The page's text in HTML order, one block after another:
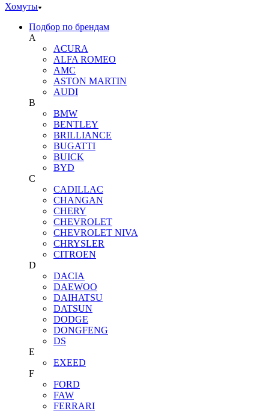
Хомуты
Подбор по брендам
A
ACURA
ALFA ROMEO
AMC
ASTON MARTIN
AUDI
B
BMW
BENTLEY
BRILLIANCE
BUGATTI
BUICK
BYD
C
CADILLAC
CHANGAN
CHERY
CHEVROLET
CHEVROLET NIVA
CHRYSLER
CITROEN
D
DACIA
DAEWOO
DAIHATSU
DATSUN
DODGE
DONGFENG
DS
E
EXEED
F
FORD
FAW
FERRARI